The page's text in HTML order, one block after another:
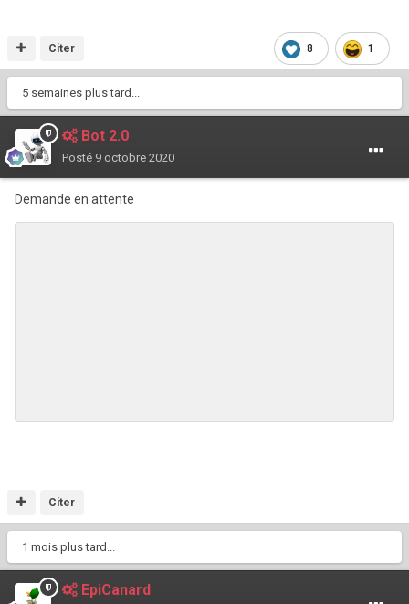
8 1
Citer
5 semaines plus tard...
Bot 2.0
Posté 9 octobre 2020
Demande en attente
Citer
1 mois plus tard...
EpiCanard